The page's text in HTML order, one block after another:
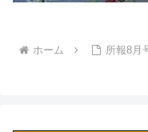
ホーム 所報8月